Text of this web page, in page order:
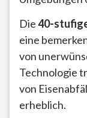
Die40-
eine
von
Technologie
von
erheblich.